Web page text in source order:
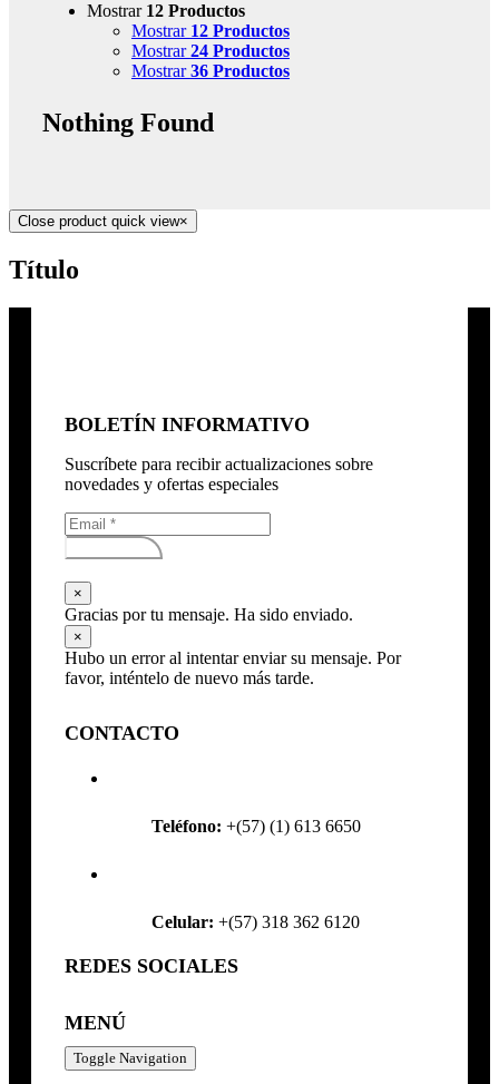
Mostrar 12 Productos
Mostrar 12 Productos
Mostrar24 Productos
Mostrar36 Productos
Nothing Found
Close product quick view×
Título
BOLETÍN INFORMATIVO
Suscríbete para recibir actualizaciones sobre
novedades y ofertas especiales
Subscribirse
×
Gracias por tu mensaje. Ha sido enviado.
×
Hubo un error al intentar enviar su mensaje. Por
favor, inténtelo de nuevo más tarde.
CONTACTO
Teléfono: +(57) (1) 613 6650
Celular: +(57) 318 362 6120
REDES SOCIALES
MENÚ
Toggle Navigation